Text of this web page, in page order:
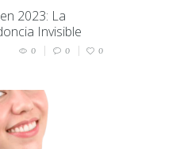
2023: La
Invisible
0 0 0